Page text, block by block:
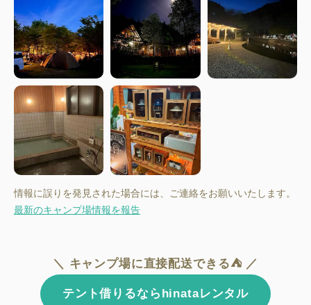
情報に誤りを発見された場合には、ご連絡をお願いいたします。
最新のキャンプ場情報を報告
＼ キャンプ場に直接配送できる⛺ ／
テント借りるならhinataレンタル